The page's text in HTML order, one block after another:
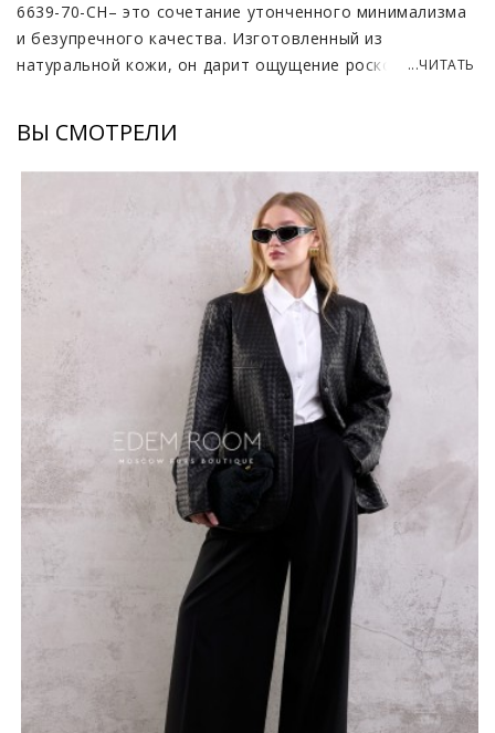
6639-70-CH– это сочетание утонченного минимализма
и безупречного качества. Изготовленный из
натуральной кожи, он дарит ощущение роскоши и
дополнить как деловой, так и вечерний образ. Этот
пиджак – инвестиция в стиль, который никогда не
Пиджак в стиле Bottega Veneta идеально сочетается с
брюками, юбками, платьями, придавая образу
завершенность и элегантность. Подчеркнутая
лаконичность кроя акцентирует внимание на
безупречном качестве кожи и мастерстве исполнения.
Этот пиджак несомненно станет вашей визитной
карточкой, символом безупречного вкуса и
уверенности в себе. Он подчеркнет вашу
индивидуальность и позволит вам всегда выглядеть
стильно и элегантно. Эта вещь - не просто одежда,
это заявление о вашем статусе и чувстве прекрасного.
*описание несет информационный характер, состав и
правила ухода могут быть изменены производителем
...ЧИТАТЬ
ВЫ СМОТРЕЛИ